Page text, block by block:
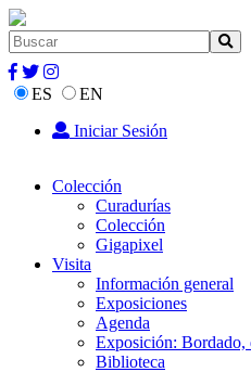
ES
EN
Iniciar Sesión
Colección
Curadurías
Colección
Gigapixel
Visita
Información general
Exposiciones
Agenda
Exposición: Bordado,
Biblioteca